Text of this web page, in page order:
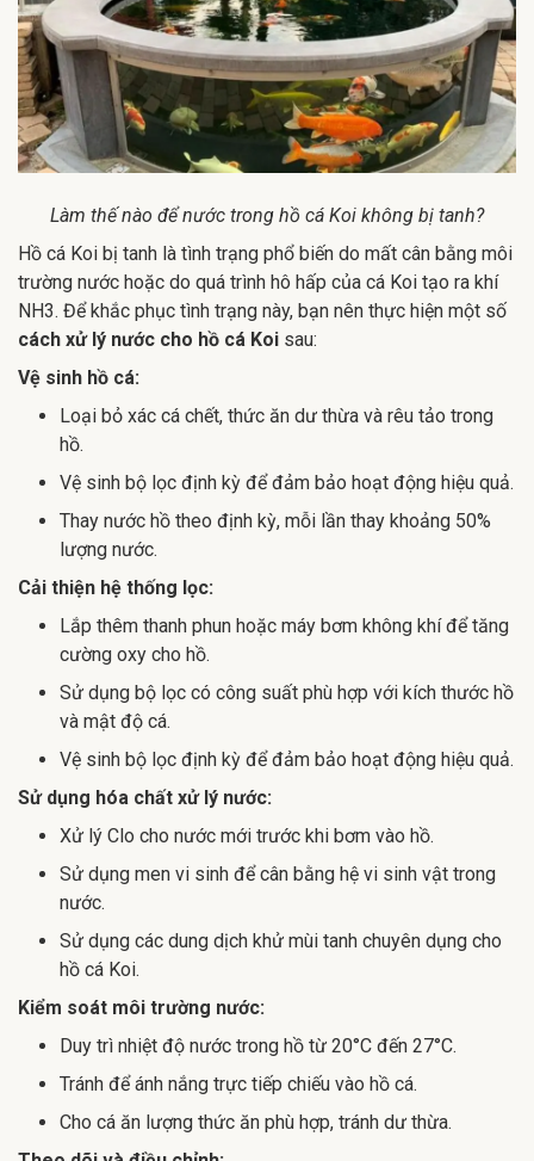
Làm thế nào để nước trong hồ cá Koi không bị tanh?
Hồ cá Koi bị tanh là tình trạng phổ biến do mất cân bằng môi
trường nước hoặc do quá trình hô hấp của cá Koi tạo ra khí
NH3. Để khắc phục tình trạng này, bạn nên thực hiện một số
cách xử lý nước cho hồ cá Koi sau:
Vệ sinh hồ cá:
Loại bỏ xác cá chết, thức ăn dư thừa và rêu tảo trong
hồ.
Vệ sinh bộ lọc định kỳ để đảm bảo hoạt động hiệu quả.
Thay nước hồ theo định kỳ, mỗi lần thay khoảng 50%
lượng nước.
Cải thiện hệ thống lọc:
Lắp thêm thanh phun hoặc máy bơm không khí để tăng
cường oxy cho hồ.
Sử dụng bộ lọc có công suất phù hợp với kích thước hồ
và mật độ cá.
Vệ sinh bộ lọc định kỳ để đảm bảo hoạt động hiệu quả.
Sử dụng hóa chất xử lý nước:
Xử lý Clo cho nước mới trước khi bơm vào hồ.
Sử dụng men vi sinh để cân bằng hệ vi sinh vật trong
nước.
Sử dụng các dung dịch khử mùi tanh chuyên dụng cho
hồ cá Koi.
Kiểm soát môi trường nước:
Duy trì nhiệt độ nước trong hồ từ 20°C đến 27°C.
Tránh để ánh nắng trực tiếp chiếu vào hồ cá.
Cho cá ăn lượng thức ăn phù hợp, tránh dư thừa.